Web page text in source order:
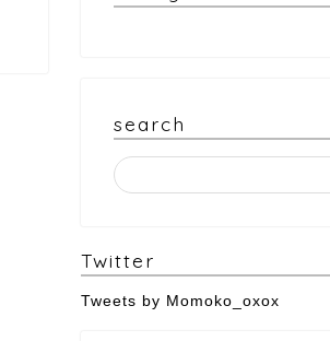
search
Twitter
Tweets by Momoko_oxox